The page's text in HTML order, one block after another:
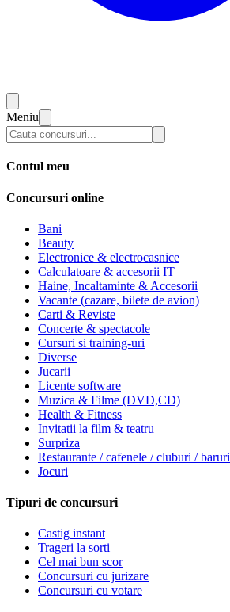
Meniu
Contul meu
Concursuri online
Bani
Beauty
Electronice & electrocasnice
Calculatoare & accesorii IT
Haine, Incaltaminte & Accesorii
Vacante (cazare, bilete de avion)
Carti & Reviste
Concerte & spectacole
Cursuri si training-uri
Diverse
Jucarii
Licente software
Muzica & Filme (DVD,CD)
Health & Fitness
Invitatii la film & teatru
Surpriza
Restaurante / cafenele / cluburi / baruri
Jocuri
Tipuri de concursuri
Castig instant
Trageri la sorti
Cel mai bun scor
Concursuri cu jurizare
Concursuri cu votare